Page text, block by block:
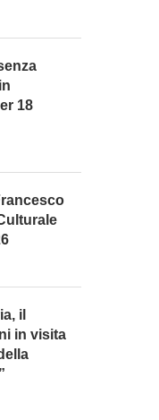
DEI BRONZI”: IL
CON
18
il
in visita